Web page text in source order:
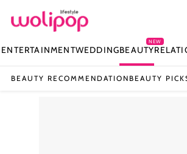
ENTERTAINMENTWEDDINGBEAUTY
NEW
BEAUTY RECOMMENDATION BEAUTY